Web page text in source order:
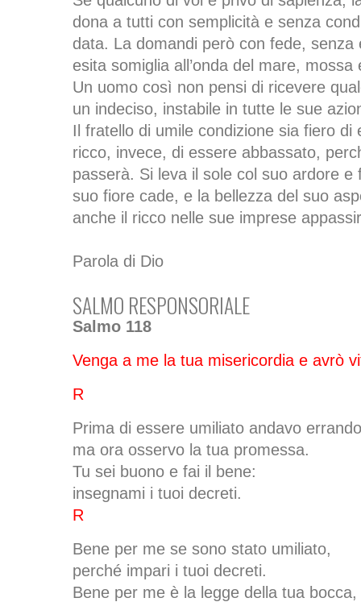
dona a tutti con semplicità e senza
data. La domandi però con fede, senza
esita somiglia all’onda del mare,
Un uomo così non pensi di ricevere
un indeciso, instabile in tutte le sue
Il fratello di umile condizione sia fiero di
ricco, invece, di essere abbassato,
passerà. Si leva il sole col suo ardore e
suo fiore cade, e la bellezza del suo
anche il ricco nelle sue imprese
Parola di Dio
SALMO RESPONSORIALE
Salmo 118
Venga a me la tua misericordia e avrò
R
Prima di essere umiliato andavo
ma ora osservo la tua promessa.
Tu sei buono e fai il bene:
insegnami i tuoi decreti.
R
Bene per me se sono stato umiliato,
perché impari i tuoi decreti.
Bene per me è la legge della tua bocca,